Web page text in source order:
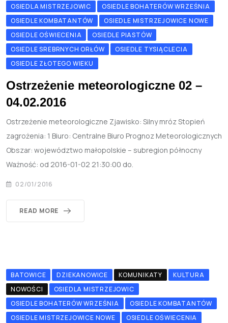
OSIEDLA MISTRZEJOWIC
OSIEDLE BOHATERÓW WRZEŚNIA
OSIEDLE KOMBATANTÓW
OSIEDLE MISTRZEJOWICE NOWE
OSIEDLE OŚWIECENIA
OSIEDLE PIASTÓW
OSIEDLE SREBRNYCH ORŁÓW
OSIEDLE TYSIĄCLECIA
OSIEDLE ZŁOTEGO WIEKU
Ostrzeżenie meteorologiczne 02 –
04.02.2016
Ostrzeżenie meteorologiczne Zjawisko: Silny mróz Stopień
zagrożenia: 1 Biuro: Centralne Biuro Prognoz Meteorologicznych
Obszar: województwo małopolskie – subregion północny
Ważność: od 2016-01-02 21:30:00 do.
02/01/2016
READ MORE
BATOWICE DZIEKANOWICE KOMUNIKATY
KULTURA
NOWOŚCI
OSIEDLA MISTRZEJOWIC
OSIEDLE BOHATERÓW WRZEŚNIA
OSIEDLE KOMBATANTÓW
OSIEDLE MISTRZEJOWICE NOWE
OSIEDLE OŚWIECENIA